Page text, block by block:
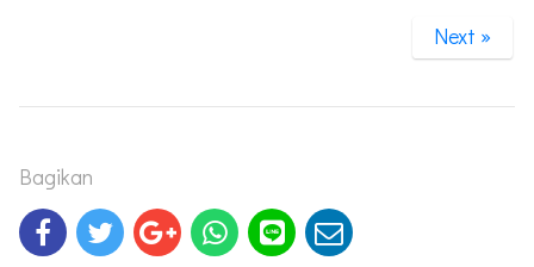
Next »
Bagikan